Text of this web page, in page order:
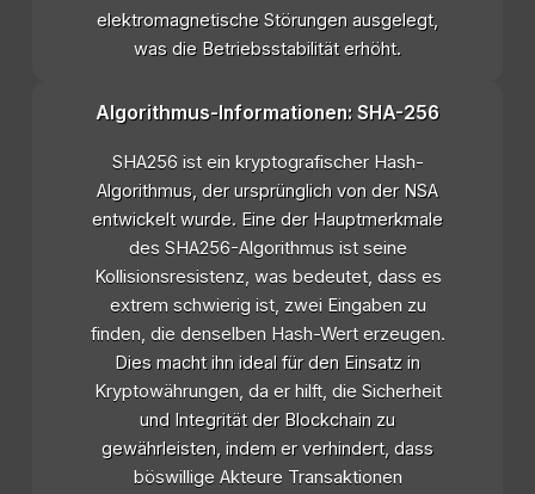
elektromagnetische Störungen ausgelegt,
was die Betriebsstabilität erhöht.
Algorithmus-Informationen: SHA-256
SHA256 ist ein kryptografischer Hash-
Algorithmus, der ursprünglich von der NSA
entwickelt wurde. Eine der Hauptmerkmale
des SHA256-Algorithmus ist seine
Kollisionsresistenz, was bedeutet, dass es
extrem schwierig ist, zwei Eingaben zu
finden, die denselben Hash-Wert erzeugen.
Dies macht ihn ideal für den Einsatz in
Kryptowährungen, da er hilft, die Sicherheit
und Integrität der Blockchain zu
gewährleisten, indem er verhindert, dass
böswillige Akteure Transaktionen